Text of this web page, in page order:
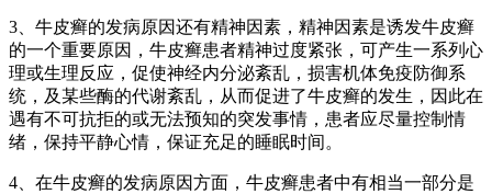
3、牛皮癣的发病原因还有精神因素，精神因素是诱发牛皮癣
的一个重要原因，牛皮癣患者精神过度紧张，可产生一系列心
理或生理反应，促使神经内分泌紊乱，损害机体免疫防御系
统，及某些酶的代谢紊乱，从而促进了牛皮癣的发生，因此在
遇有不可抗拒的或无法预知的突发事情，患者应尽量控制情
绪，保持平静心情，保证充足的睡眠时间。
4、在牛皮癣的发病原因方面，牛皮癣患者中有相当一部分是